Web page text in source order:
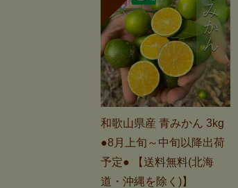
和歌山県産 青みかん 3kg
●8月上旬～中旬以降出荷
予定● 【送料無料(北海
道・沖縄を除く)】